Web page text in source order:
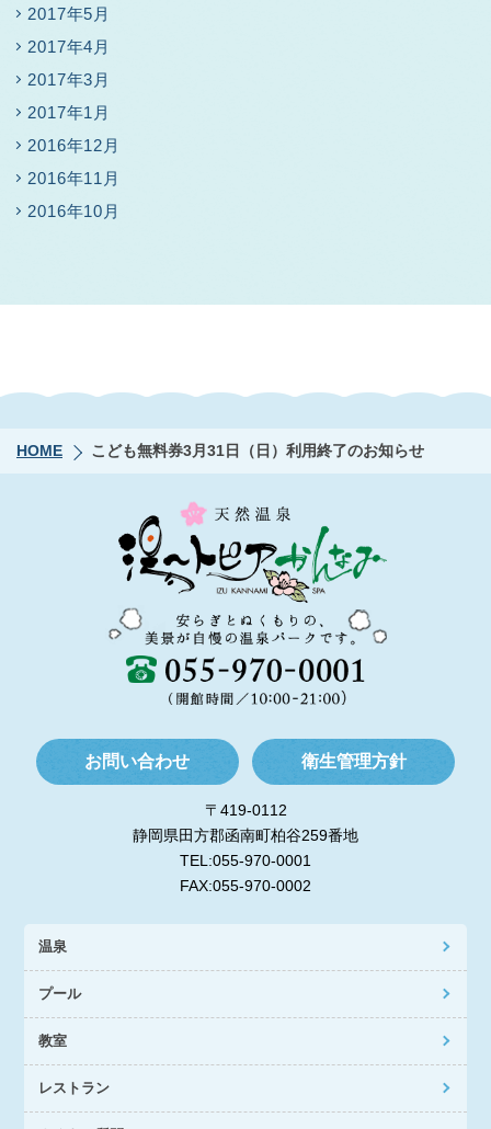
2017年5月
2017年4月
2017年3月
2017年1月
2016年12月
2016年11月
2016年10月
HOME こども無料券3月31日（日）利用終了のお知らせ
お問い合わせ 衛生管理方針
〒419-0112
静岡県田方郡函南町柏谷259番地
TEL:055-970-0001
FAX:055-970-0002
温泉
プール
教室
レストラン